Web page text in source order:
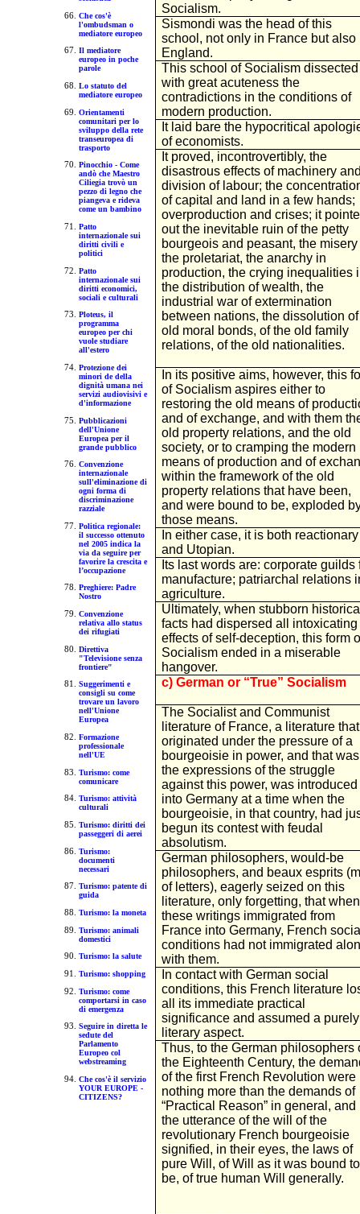
Che cos'è
l'ombudsman o
mediatore europeo
Il mediatore
europeo in poche
parole
Lo statuto del
mediatore europeo
Orientamenti
comunitari per lo
sviluppo della rete
transeuropea di
trasporto
Pinocchio - Come
andò che Maestro
Ciliegia trovò un
pezzo di legno che
piangeva e rideva
come un bambino
Patto
internazionale sui
diritti civili e
politici
Patto
internazionale sui
diritti economici,
sociali e culturali
Ploteus, il
programma
europeo per chi
vuole studiare
all'estero
Protezione dei
minori de della
dignità umana nei
servizi audiovisivi e
d'informazione
Pubblicazioni
dell'Unione
Europea per il
grande pubblico
Convenzione
internazionale
sull'eliminazione di
ogni forma di
discriminazione
razziale
Politica regionale:
il successo ottenuto
nel 2005 indica la
via da seguire per
favorire la crescita e
l’occupazione
Preghiere: Padre
Nostro
Convenzione
relativa allo status
dei rifugiati
Direttiva
"Televisione senza
frontiere"
Suggerimenti e
consigli su come
trovare un lavoro
nell'Unione
Europea
Formazione
professionale
nell'UE
Turismo: come
comunicare
Turismo: attività
culturali
Turismo: diritti dei
passeggeri di aerei
Turismo:
documenti
necessari
Turismo: patente di
guida
Turismo: la moneta
Turismo: animali
domestici
Turismo: la salute
Turismo: shopping
Turismo: come
comportarsi in caso
di emergenza
Seguire in diretta le
sedute del
Parlamento
Europeo col
webstreaming
Che cos'è il servizio
YOUR EUROPE -
CITIZENS?
Socialism.
Sismondi was the head of this
school, not only in France but also
England.
This school of Socialism dissected
with great acuteness the
contradictions in the conditions of
modern production.
It laid bare the hypocritical
of economists.
It proved, incontrovertibly, the
disastrous effects of machinery
division of labour; the
of capital and land in a few hands;
overproduction and crises; it
out the inevitable ruin of the petty
bourgeois and peasant, the misery
the proletariat, the anarchy in
production, the crying inequalities
the distribution of wealth, the
industrial war of extermination
between nations, the dissolution of
old moral bonds, of the old family
relations, of the old nationalities.
In its positive aims, however, this
of Socialism aspires either to
restoring the old means of
and of exchange, and with them
old property relations, and the old
society, or to cramping the modern
means of production and of
within the framework of the old
property relations that have been,
and were bound to be, exploded
those means.
In either case, it is both reactionary
and Utopian.
Its last words are: corporate guilds
manufacture; patriarchal relations
agriculture.
Ultimately, when stubborn
facts had dispersed all intoxicating
effects of self-deception, this form
Socialism ended in a miserable
hangover.
c) German or “True” Socialism
The Socialist and Communist
literature of France, a literature that
originated under the pressure of a
bourgeoisie in power, and that was
the expressions of the struggle
against this power, was introduced
into Germany at a time when the
bourgeoisie, in that country, had
begun its contest with feudal
absolutism.
German philosophers, would-be
philosophers, and beaux esprits
of letters), eagerly seized on this
literature, only forgetting, that when
these writings immigrated from
France into Germany, French
conditions had not immigrated
with them.
In contact with German social
conditions, this French literature
all its immediate practical
significance and assumed a purely
literary aspect.
Thus, to the German philosophers
the Eighteenth Century, the
of the first French Revolution were
nothing more than the demands of
“Practical Reason” in general, and
the utterance of the will of the
revolutionary French bourgeoisie
signified, in their eyes, the laws of
pure Will, of Will as it was bound to
be, of true human Will generally.